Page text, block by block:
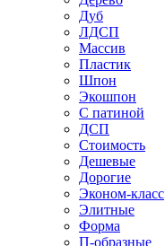
Дуб
ЛДСП
Массив
Пластик
Шпон
Экошпон
С патиной
ДСП
Стоимость
Дешевые
Дорогие
Эконом-класс
Элитные
Форма
П-образные